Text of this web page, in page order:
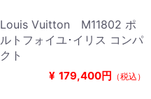
Louis Vuitton M11802 ポ
ルトフォイユ･イリス コンパ
クト
¥ 179,400円 （税込）